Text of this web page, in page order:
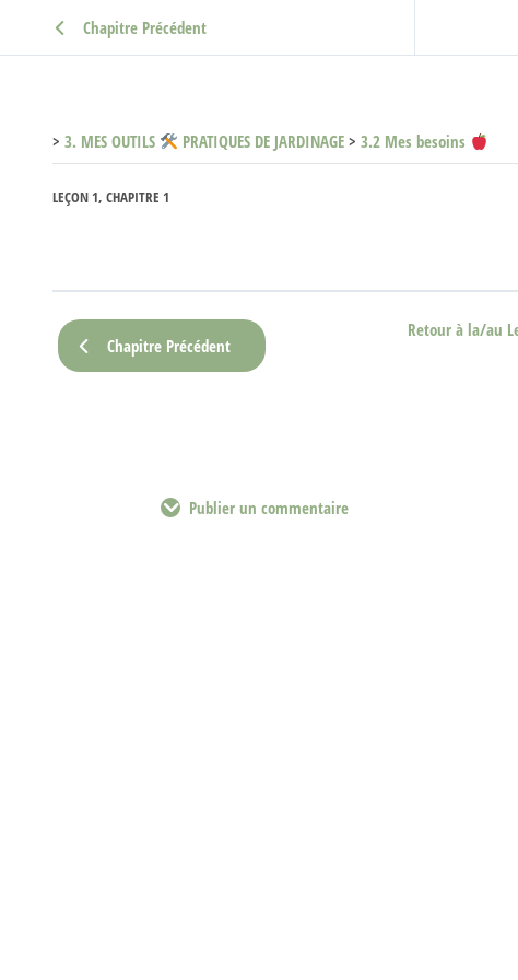
Chapitre Précédent
3. MES OUTILS PRATIQUES DE JARDINAGE 3.2 Mes besoins
LEÇON 1, CHAPITRE 1
Chapitre Précédent
Retour à la/au
Publier un commentaire